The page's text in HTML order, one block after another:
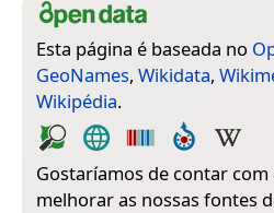
Esta página é baseada no
GeoNames, Wikidata,
Wikipédia.
Gostaríamos de contar
melhorar as nossas fontes